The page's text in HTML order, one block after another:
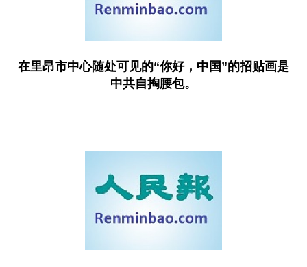
在里昂市中心随处可见的“你好，中国”的招贴画是
中共自掏腰包。